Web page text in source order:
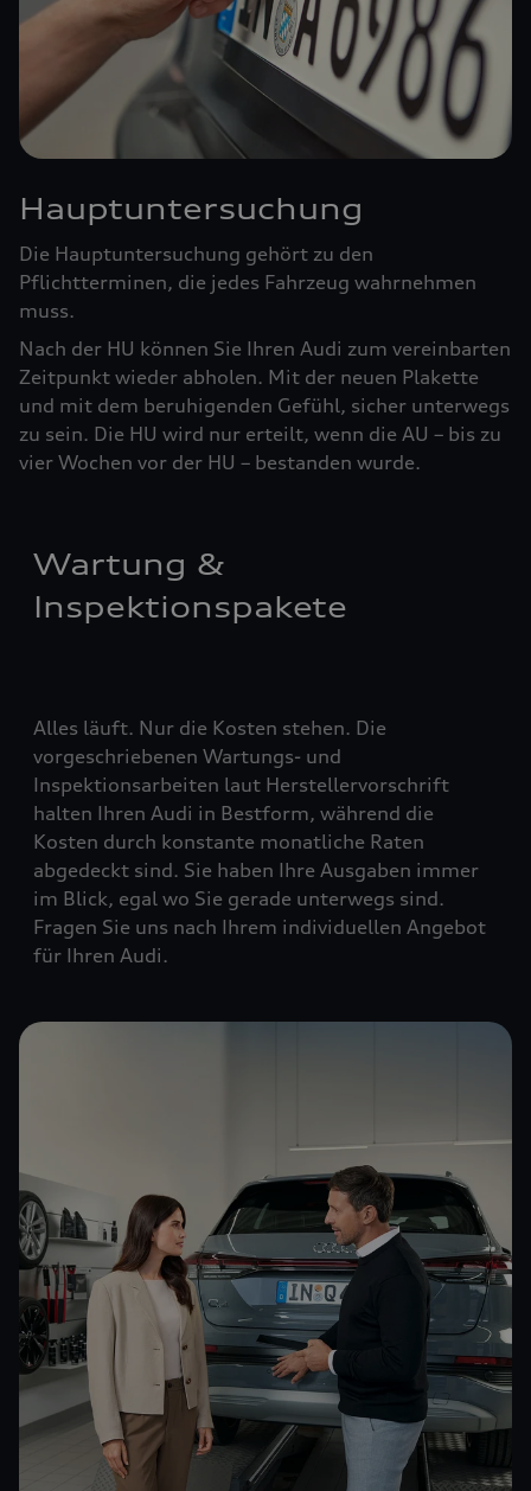
Hauptuntersuchung
Die Hauptuntersuchung gehört zu den
Pflichtterminen, die jedes Fahrzeug wahrnehmen
muss.
Nach der HU können Sie Ihren Audi zum vereinbarten
Zeitpunkt wieder abholen. Mit der neuen Plakette
und mit dem beruhigenden Gefühl, sicher unterwegs
zu sein. Die HU wird nur erteilt, wenn die AU – bis zu
vier ­Woch­en vor der HU – bestanden wurde.
Wartung &
Inspektionspakete
Alles läuft. Nur die Kosten stehen. Die
vorgeschriebenen Wartungs- und
Inspektionsarbeiten laut Herstellervorschrift
halten Ihren Audi in Bestform, während die
Kosten durch konstante monatliche Raten
abgedeckt sind. Sie haben Ihre Ausgaben immer
im Blick, egal wo Sie gerade unterwegs sind.
Fragen Sie uns nach Ihrem individuellen Angebot
für Ihren Audi.